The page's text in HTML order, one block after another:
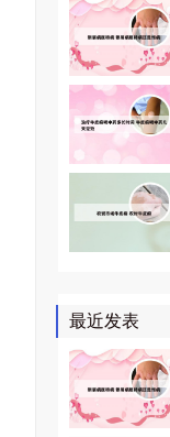
最近发表